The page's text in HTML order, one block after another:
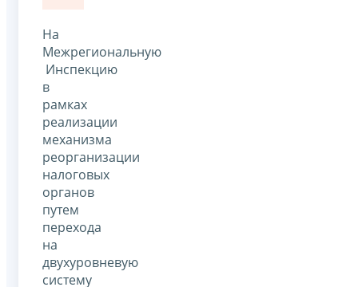
На
Межрегиональную
Инспекцию
в
рамках
реализации
механизма
реорганизации
налоговых
органов
путем
перехода
на
двухуровневую
систему